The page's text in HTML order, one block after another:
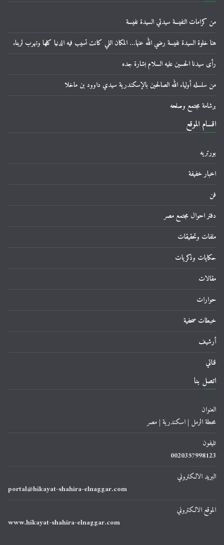
من كرامات النفيسة سيدتي السيدة نفيسة
هنا خلوة السيدة نفيسة رضي الله عنها… المكان اللي كانت تسيب فيه الدنيا كلها وتهرب لربنا.
رأى سيدنا الحسين عليه السلام بشارة جده
من سلسله أولياء الله الصالحين بالإسكندرية سيدي داوود بن ماخلا
برشامة مجتمع وصلحه
اقسام الموقع
بورتريه
اخبار خفيفة
فن
دفتر احوال مجتمع مصر
ملفات وتحقيقات
حكايات وذكريات
مقالات
حوارات
خبطات صحفية
أرشيف
قناتي
اتصل بنا
العنوان
محطة الرمل | اسكندرية | مصر
تليفون
0020357998123
البريد الالكتروني
portal@hikayat-shahira-elnaggar.com
الموقع الالكتروني
www.hikayat-shahira-elnaggar.com